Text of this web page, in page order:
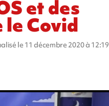
et des
le Covid
le 11 décembre 2020 à 12:19